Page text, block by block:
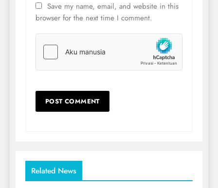
Save my name, email, and website in this
browser for the next time I comment.
Related News